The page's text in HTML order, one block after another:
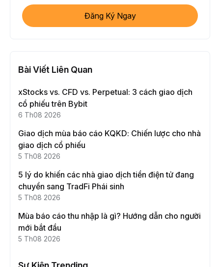
Đăng Ký Ngay
Bài Viết Liên Quan
xStocks vs. CFD vs. Perpetual: 3 cách giao dịch
cổ phiếu trên Bybit
6 Th08 2026
Giao dịch mùa báo cáo KQKD: Chiến lược cho nhà
giao dịch cổ phiếu
5 Th08 2026
5 lý do khiến các nhà giao dịch tiền điện tử đang
chuyển sang TradFi Phái sinh
5 Th08 2026
Mùa báo cáo thu nhập là gì? Hướng dẫn cho người
mới bắt đầu
5 Th08 2026